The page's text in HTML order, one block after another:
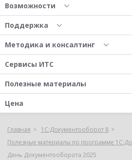
Возможности
Поддержка
Методика и консалтинг
Сервисы ИТС
Полезные материалы
Цена
Главная
1С:Документооборот 8
Полезные материалы по программе
День Документооборота 2025